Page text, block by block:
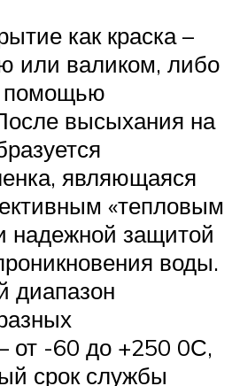
как краска –
или валиком, либо
помощью
высыхания на
являющаяся
«тепловым
надежной защитой
воды.
диапазон
от -60 до +250 0С,
срок службы